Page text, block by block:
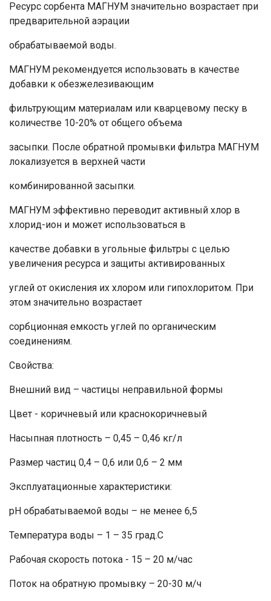
Ресурс сорбента МАГНУМ значительно возрастает при
предварительной аэрации
обрабатываемой воды.
МАГНУМ рекомендуется использовать в качестве
добавки к обезжелезивающим
фильтрующим материалам или кварцевому песку в
количестве 10-20% от общего объема
засыпки. После обратной промывки фильтра МАГНУМ
локализуется в верхней части
комбинированной засыпки.
МАГНУМ эффективно переводит активный хлор в
хлорид-ион и может использоваться в
качестве добавки в угольные фильтры с целью
увеличения ресурса и защиты активированных
углей от окисления их хлором или гипохлоритом. При
этом значительно возрастает
сорбционная емкость углей по органическим
соединениям.
Свойства:
Внешний вид – частицы неправильной формы
Цвет - коричневый или краснокоричневый
Насыпная плотность – 0,45 – 0,46 кг/л
Размер частиц 0,4 – 0,6 или 0,6 – 2 мм
Эксплуатационные характеристики:
рН обрабатываемой воды – не менее 6,5
Температура воды – 1 – 35 град.С
Рабочая скорость потока - 15 – 20 м/час
Поток на обратную промывку – 20-30 м/ч